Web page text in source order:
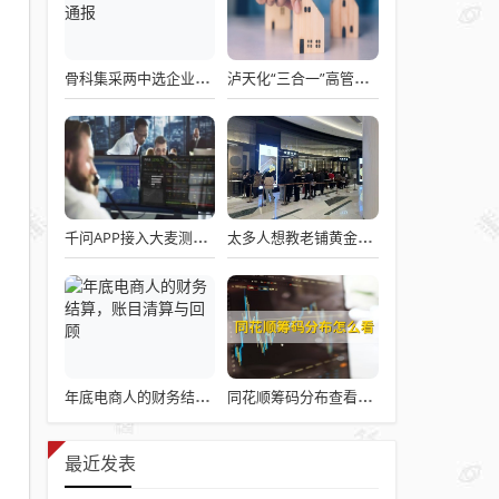
骨科集采两中选企业破产失联 官方罕见通报 泸天化“三合一”高管王斌辞职：高管变动叠加财务、业绩双重压力，公司进入阶段性调整期
千问APP接入大麦测试“一句话买电影票” 太多人想教老铺黄金怎么做生意了
年底电商人的财务结算，账目清算与回顾 同花顺筹码分布查看详解攻略
最近发表